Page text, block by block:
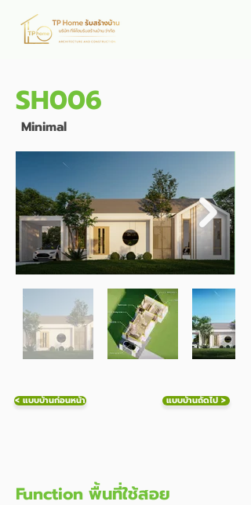
SH006
Minimal
< แบบบ้านก่อนหน้า แบบบ้านถัดไป >
Function พื้นที่ใช้สอย